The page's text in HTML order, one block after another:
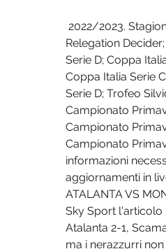
Relegation
Serie D; Coppa
Coppa Italia Serie
Serie D; Trofeo
Campionato
Campionato
Campionato
informazioni
aggiornamenti in
ATALANTA VS
Sky Sport l'articolo
Atalanta 2-1,
ma i nerazzurri